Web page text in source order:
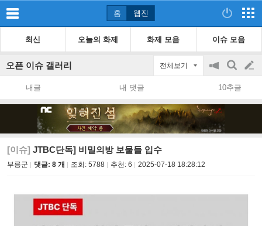
홈 웹진
최신 오늘의 화제 화제 모음 이슈 모음
오픈 이슈 갤러리 전체보기
공
지
on/off
검
색
글
쓰
내글 내 댓글 10추글
[이슈] JTBC단독] 비밀의방 보물들 입수
부릉군 댓글: 8 개 조회: 5788 추천: 6 2025-07-18 18:28:12